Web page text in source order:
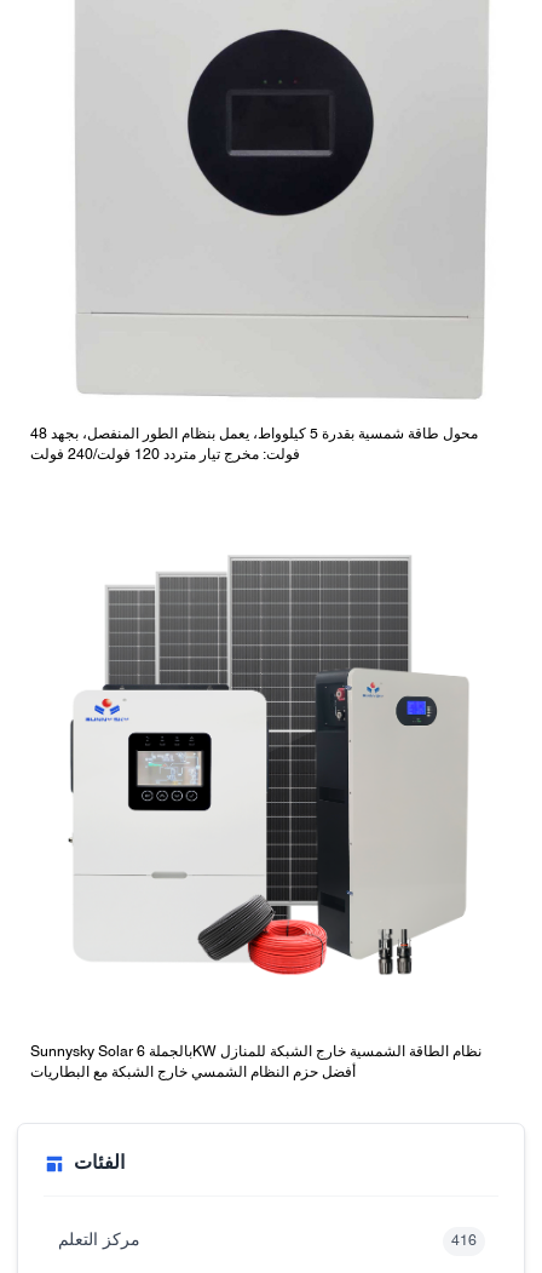
محول طاقة شمسية بقدرة 5 كيلوواط، يعمل بنظام الطور المنفصل، بجهد 48
فولت: مخرج تيار متردد 120 فولت/240 فولت
Sunnysky Solar بالجملة 6KW نظام الطاقة الشمسية خارج الشبكة للمنازل
أفضل حزم النظام الشمسي خارج الشبكة مع البطاريات
الفئات
مركز التعلم 416